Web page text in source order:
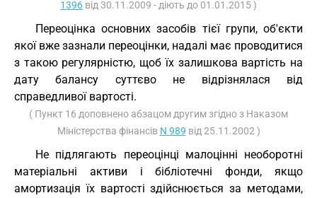
1396 від 30.11.2009 - діють до 01.01.2015 )
Переоцінка основних засобів тієї групи, об'єкти
якої вже зазнали переоцінки, надалі має проводитися
з такою регулярністю, щоб їх залишкова вартість на
дату балансу суттєво не відрізнялася від
справедливої вартості.
( Пункт 16 доповнено абзацом другим згідно з Наказом
Міністерства фінансів N 989 від 25.11.2002 )
Не підлягають переоцінці малоцінні необоротні
матеріальні активи і бібліотечні фонди, якщо
амортизація їх вартості здійснюється за методами,